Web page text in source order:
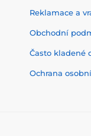
Reklamace a
Obchodní
Často kladené
Ochrana